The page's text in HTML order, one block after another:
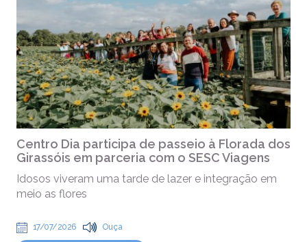
Centro Dia participa de passeio à Florada dos
Girassóis em parceria com o SESC Viagens
Idosos viveram uma tarde de lazer e integração em
meio as flores
17/07/2026 Ouça